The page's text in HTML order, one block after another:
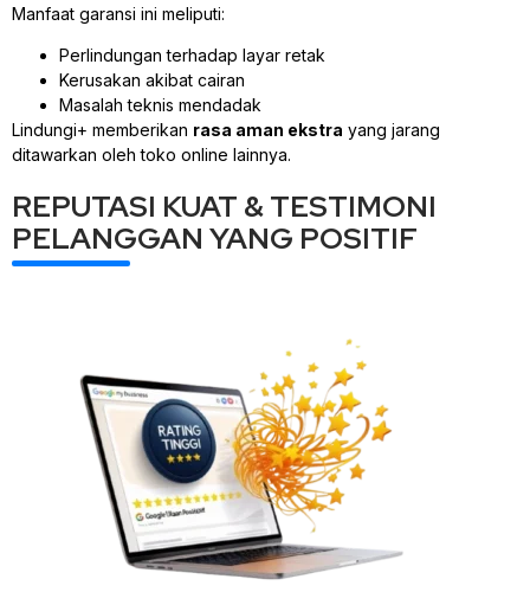
Manfaat garansi ini meliputi:
Perlindungan terhadap layar retak
Kerusakan akibat cairan
Masalah teknis mendadak
Lindungi+ memberikan rasa aman ekstra yang jarang
ditawarkan oleh toko online lainnya.
REPUTASI KUAT & TESTIMONI
PELANGGAN YANG POSITIF